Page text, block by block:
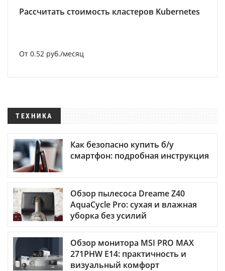
Рассчитать стоимость кластеров Kubernetes
От 0.52 руб./месяц
ТЕХНИКА
Как безопасно купить б/у
смартфон: подробная инструкция
Обзор пылесоса Dreame Z40
AquaCycle Pro: сухая и влажная
уборка без усилий
Обзор монитора MSI PRO MAX
271PHW E14: практичность и
визуальный комфорт